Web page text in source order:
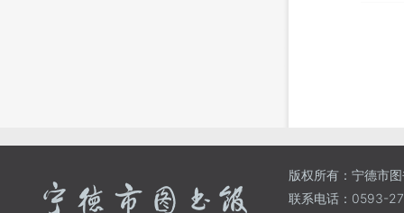
版权所有：宁德市
联系电话：0593-